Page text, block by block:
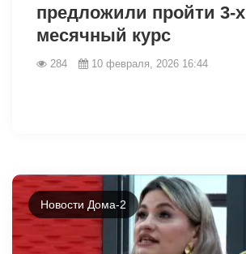
предложили пройти 3-х
месячный курс
284 10 февраля, 2026 16:44
Новости Дома-2